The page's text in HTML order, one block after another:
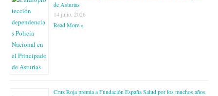
de Asturias
14 julio, 2026
Read More »
Cruz Roja premia a Fundación España Salud por los muchos años